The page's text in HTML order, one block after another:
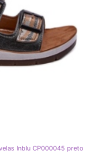
Inblu CP000045 preto